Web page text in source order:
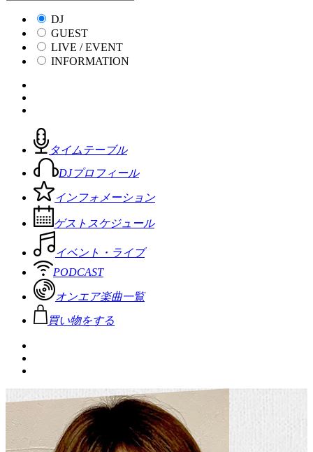
DJ
GUEST
LIVE / EVENT
INFORMATION
タイムテーブル
DJプロフィール
インフォメーション
ゲストスケジュール
イベント・ライブ
PODCAST
オンエア楽曲一覧
買い物をする